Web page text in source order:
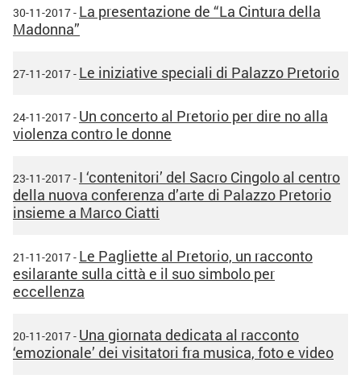
30-11-2017 - La presentazione de “La Cintura della
Madonna”
27-11-2017 - Le iniziative speciali di Palazzo Pretorio
24-11-2017 - Un concerto al Pretorio per dire no alla
violenza contro le donne
23-11-2017 - I ‘contenitori’ del Sacro Cingolo al centro
della nuova conferenza d’arte di Palazzo Pretorio
insieme a Marco Ciatti
21-11-2017 - Le Pagliette al Pretorio, un racconto
esilarante sulla città e il suo simbolo per
eccellenza
20-11-2017 - Una giornata dedicata al racconto
‘emozionale’ dei visitatori fra musica, foto e video